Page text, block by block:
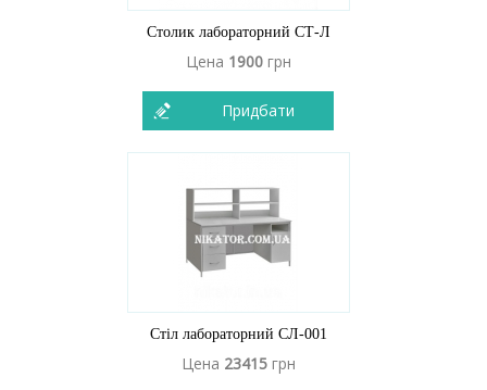
Столик лабораторний СТ-Л
Цена 1900грн
Придбати
Стіл лабораторний СЛ-001
Цена 23415грн